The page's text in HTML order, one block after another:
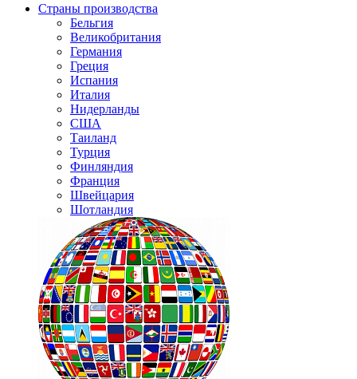
Страны производства
Бельгия
Великобритания
Германия
Греция
Испания
Италия
Нидерланды
США
Таиланд
Турция
Финляндия
Франция
Швейцария
Шотландия